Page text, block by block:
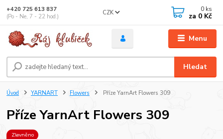
Menu
CZK
Hledat
+420 725 613 837
(Po - Ne, 7 - 22 hod.)
0 ks
za 0 Kč
Úvod YARNART Flowers Příze YarnArt Flowers 309
Příze YarnArt Flowers 309
Zlevněno